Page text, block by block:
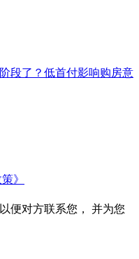
段了？低首付影响购房意
》
便对方联系您， 并为您